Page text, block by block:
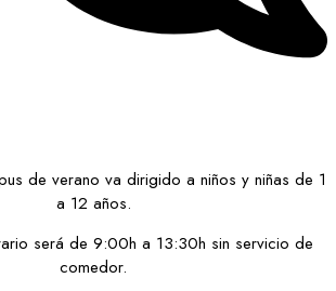
de verano va dirigido a niños y niñas de 1
a 12 años.
será de 9:00h a 13:30h sin servicio de
comedor.